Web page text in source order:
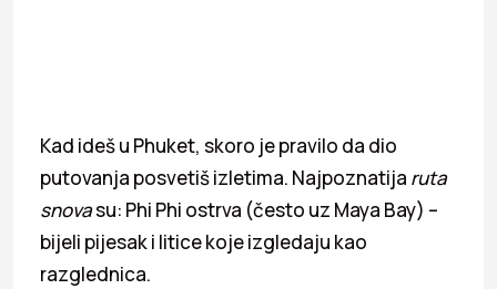
Kad ideš u Phuket, skoro je pravilo da dio
putovanja posvetiš izletima. Najpoznatija ruta
snovasu: Phi Phi ostrva (često uz Maya Bay) –
bijeli pijesak i litice koje izgledaju kao
razglednica.